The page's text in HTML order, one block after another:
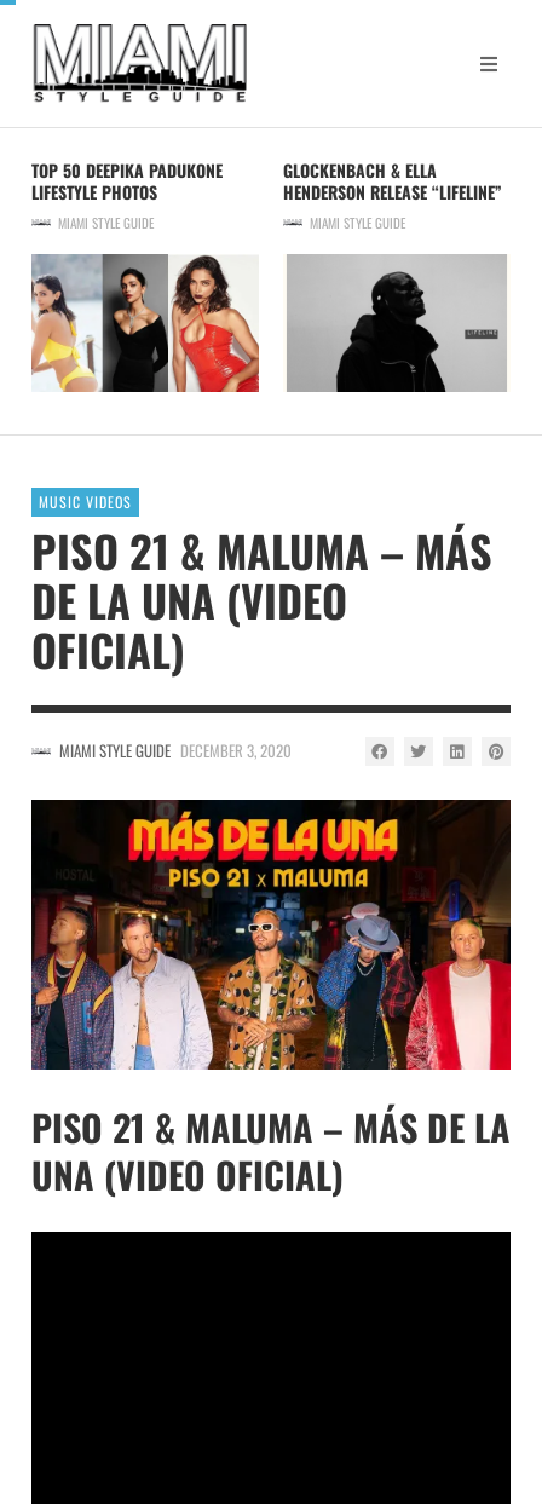
TOP 50 DEEPIKA PADUKONE
LIFESTYLE PHOTOS
MIAMI STYLE GUIDE
GLOCKENBACH & ELLA
HENDERSON RELEASE “LIFELINE”
MIAMI STYLE GUIDE
MUSIC VIDEOS
PISO 21 & MALUMA – MÁS
DE LA UNA (VIDEO
OFICIAL)
MIAMI STYLE GUIDE DECEMBER 3, 2020
PISO 21 & MALUMA – MÁS DE LA
UNA (VIDEO OFICIAL)